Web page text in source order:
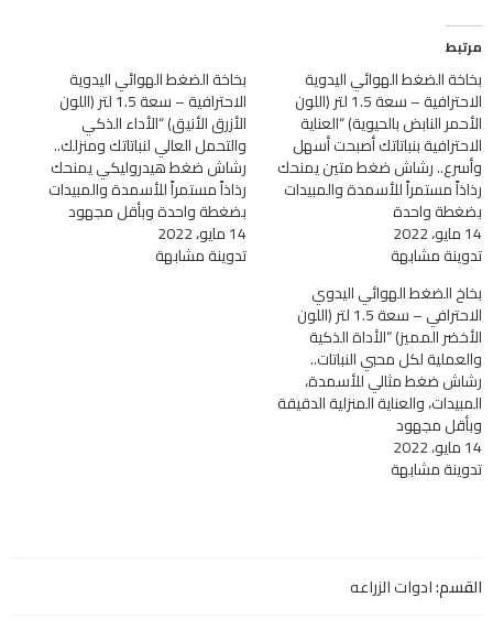
مرتبط
بخاخة الضغط الهوائي اليدوية
الاحترافية – سعة 1.5 لتر (اللون
الأحمر النابض بالحيوية) “العناية
الاحترافية بنباتاتك أصبحت أسهل
وأسرع.. رشاش ضغط متين يمنحك
رذاذاً مستمراً للأسمدة والمبيدات
بضغطة واحدة
14 مايو، 2022
تدوينة مشابهة
بخاخة الضغط الهوائي اليدوية
الاحترافية – سعة 1.5 لتر (اللون
الأزرق الأنيق) “الأداء الذكي
والتحمل العالي لنباتاتك ومنزلك..
رشاش ضغط هيدروليكي يمنحك
رذاذاً مستمراً للأسمدة والمبيدات
بضغطة واحدة وبأقل مجهود
14 مايو، 2022
تدوينة مشابهة
بخاخ الضغط الهوائي اليدوي
الاحترافي – سعة 1.5 لتر (اللون
الأخضر المميز) “الأداة الذكية
والعملية لكل محبي النباتات..
رشاش ضغط مثالي للأسمدة،
المبيدات، والعناية المنزلية الدقيقة
وبأقل مجهود
14 مايو، 2022
تدوينة مشابهة
القسم:ادوات الزراعه